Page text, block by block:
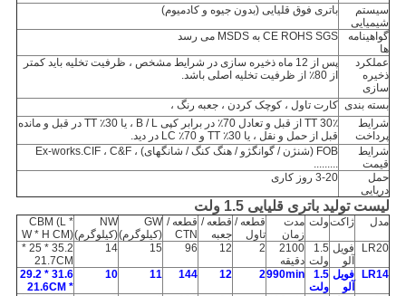
سیستم
شیمیایی
باتری فوق قلیایی (بدون جیوه و کادمیوم)
گواهینامه
ها
CE ROHS SGS به MSDS می رسد
عملکرد
ذخیره
سازی
پس از 12 ماه ذخیره سازی در شرایط مشخص ، ظرفیت تخلیه باید کمتر
از 80٪ از ظرفیت تخلیه اصلی باشد.
بسته بندی کارت تاول ، کوچک کردن ، جعبه رنگ ،
شرایط
پرداخت
30٪ TT از قبل و تعادل 70٪ در برابر کپی B / L ، یا 30٪ TT در قبل و مانده
قبل از حمل و نقل ، یا 30٪ TT و 70٪ LC در دید.
شرایط
قیمت
FOB (شنژن / گوانگژو / هنگ کنگ / شانگهای) ، Ex-works.CIF ، C&F
.........
حمل
دریایی
3-20 روز کاری
لیست تولید باتری قلیایی 1.5 ولت
مدل ژاکتولت مدت
زمان
قطعه /
تاول
قطعه /
جعبه
قطعه /
CTN
GW
(کیلوگرم)
NW
(کیلوگرم)
CBM (L *
W * H CM)
LR20
فویل
آلو
1.5
ولت
2100
دقیقه
2
12
96
15
14
35.2 * 25 *
21.7CM
LR14
فویل
آلو
1.5
ولت
990min
2
12
144
11
10
31.6 * 29.2
* 21.6CM